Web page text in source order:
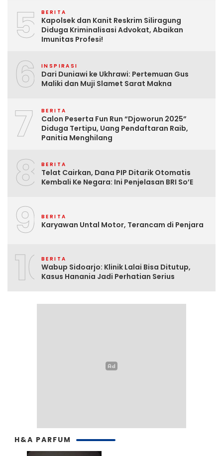
5 BERITA
Kapolsek dan Kanit Reskrim Siliragung
Diduga Kriminalisasi Advokat, Abaikan
Imunitas Profesi!
6 INSPIRASI
Dari Duniawi ke Ukhrawi: Pertemuan Gus
Maliki dan Muji Slamet Sarat Makna
7 BERITA
Calon Peserta Fun Run “Djoworun 2025”
Diduga Tertipu, Uang Pendaftaran Raib,
Panitia Menghilang
8 BERITA
Telat Cairkan, Dana PIP Ditarik Otomatis
Kembali Ke Negara: Ini Penjelasan BRI So’E
9 BERITA
Karyawan Untal Motor, Terancam di Penjara
10BERITA
Wabup Sidoarjo: Klinik Lalai Bisa Ditutup,
Kasus Hanania Jadi Perhatian Serius
H&A PARFUM